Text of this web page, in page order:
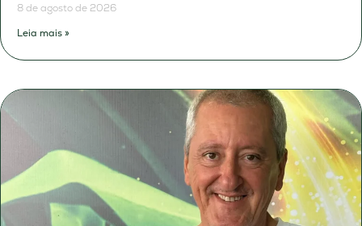
8 de agosto de 2026
Leia mais »